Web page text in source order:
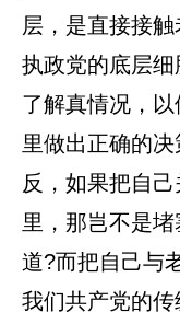
层，是直接接
执政党的底层细
了解真情况，
里做出正确的
反，如果把自
里，那岂不是
道?而把自己与
我们共产党的